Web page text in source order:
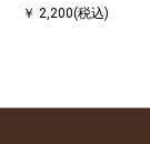
￥ 2,200(税込)